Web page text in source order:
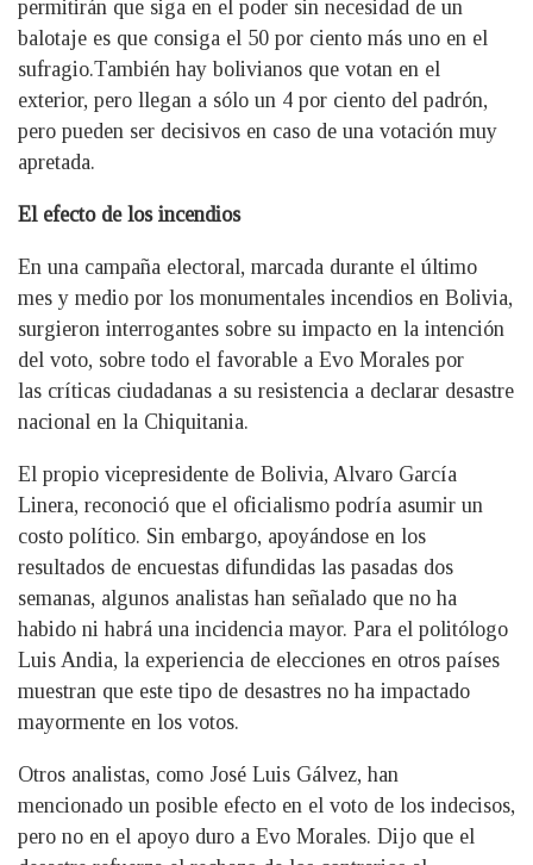
permitirán que siga en el poder sin necesidad de un
balotaje es que consiga el 50 por ciento más uno en el
sufragio.También hay bolivianos que votan en el
exterior, pero llegan a sólo un 4 por ciento del padrón,
pero pueden ser decisivos en caso de una votación muy
apretada.
El efecto de los incendios
En una campaña electoral, marcada durante el último
mes y medio por los monumentales incendios en Bolivia,
surgieron interrogantes sobre su impacto en la intención
del voto, sobre todo el favorable a Evo Morales por
las críticas ciudadanas a su resistencia a declarar desastre
nacional en la Chiquitania.
El propio vicepresidente de Bolivia, Alvaro García
Linera, reconoció que el oficialismo podría asumir un
costo político. Sin embargo, apoyándose en los
resultados de encuestas difundidas las pasadas dos
semanas, algunos analistas han señalado que no ha
habido ni habrá una incidencia mayor. Para el politólogo
Luis Andia, la experiencia de elecciones en otros países
muestran que este tipo de desastres no ha impactado
mayormente en los votos.
Otros analistas, como José Luis Gálvez, han
mencionado un posible efecto en el voto de los indecisos,
pero no en el apoyo duro a Evo Morales. Dijo que el